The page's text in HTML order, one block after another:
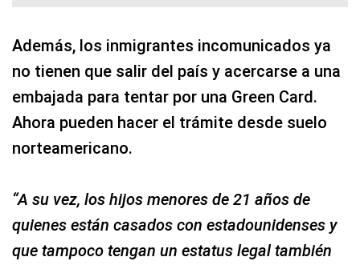
Además, los inmigrantes incomunicados ya
no tienen que salir del país y acercarse a una
embajada para tentar por una Green Card.
Ahora pueden hacer el trámite desde suelo
norteamericano.
“A su vez, los hijos menores de 21 años de
quienes están casados con estadounidenses y
que tampoco tengan un estatus legal también